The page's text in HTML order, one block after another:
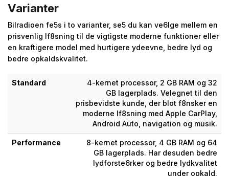
Varianter
Bilradioen fe5s i to varianter, se5 du kan ve6lge mellem en
prisvenlig lf8sning til de vigtigste moderne funktioner eller
en kraftigere model med hurtigere ydeevne, bedre lyd og
bedre opkaldskvalitet.
Standard
4-kernet processor, 2 GB RAM og 32
GB lagerplads. Velegnet til den
prisbevidste kunde, der blot f8nsker en
moderne lf8sning med Apple CarPlay,
Android Auto, navigation og musik.
Performance
8-kernet processor, 4 GB RAM og 64
GB lagerplads. Har desuden bedre
lydforste6rker og bedre lydkvalitet
under opkald.